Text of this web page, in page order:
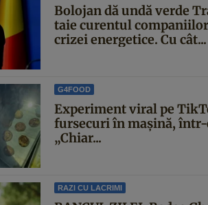
Bolojan dă undă verde
taie curentul
crizei energetice. Cu cât...
G4FOOD
Experiment viral pe
fursecuri în mașină, într-
„Chiar...
RAZI CU LACRIMI